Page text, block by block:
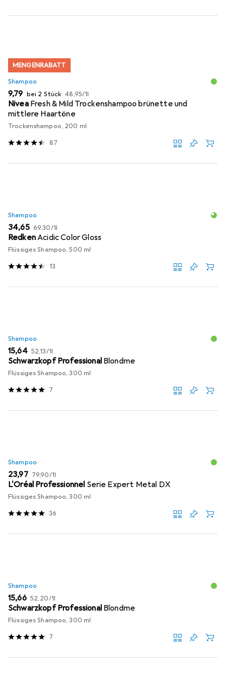
MENGENRABATT
Shampoo
EUR
9,79 bei 2 Stück EUR
48,95/1l
Nivea Fresh & Mild Trockenshampoo brünette und
mittlere Haartöne
Trockenshampoo, 200 ml
87
Shampoo
EUR
34,65 EUR
69,30/1l
RedkenAcidic Color Gloss
Flüssiges Shampoo, 500 ml
13
Shampoo
EUR
15,64 EUR
52,13/1l
Schwarzkopf Professional Blondme
Flüssiges Shampoo, 300 ml
7
Shampoo
EUR
23,97 EUR
79,90/1l
L'Oréal Professionnel Serie Expert Metal DX
Flüssiges Shampoo, 300 ml
36
Shampoo
EUR
15,66 EUR
52,20/1l
Schwarzkopf Professional Blondme
Flüssiges Shampoo, 300 ml
7